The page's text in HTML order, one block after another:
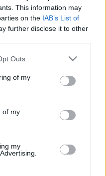
This information may
on the IAB’s List of
further disclose it to other
uses one or more Google
You may click to
its third-party tags to
purposes in below Google
Outs
of my
of my
my
olimpiai
2009 program
amelynek
információk. A legjobb
nem számít
utolsó, tét nélküli
Sinupret Ice Tigers 5-3-
az eredmény nem
az SC Bern már
élményeink